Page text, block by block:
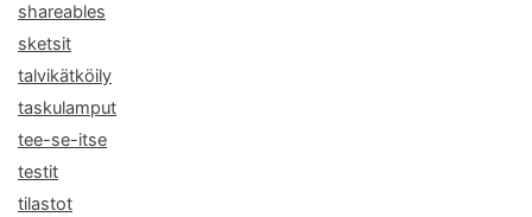
shareables
sketsit
talvikätköily
taskulamput
tee-se-itse
testit
tilastot